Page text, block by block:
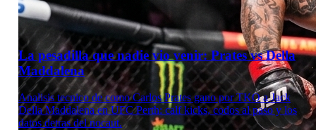
La pesadilla que nadie vio venir: Prates vs Della
Maddalena
Analisis tecnico de como Carlos Prates gano por TKO a Jack
Della Maddalena en UFC Perth: calf kicks, codos al paso y los
datos detras del nocaut.